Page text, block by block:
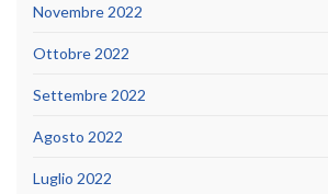
Novembre 2022
Ottobre 2022
Settembre 2022
Agosto 2022
Luglio 2022